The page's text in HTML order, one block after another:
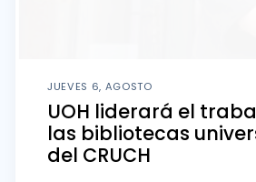
JUEVES 6, AGOSTO
UOH liderará el
las bibliotecas
del CRUCH